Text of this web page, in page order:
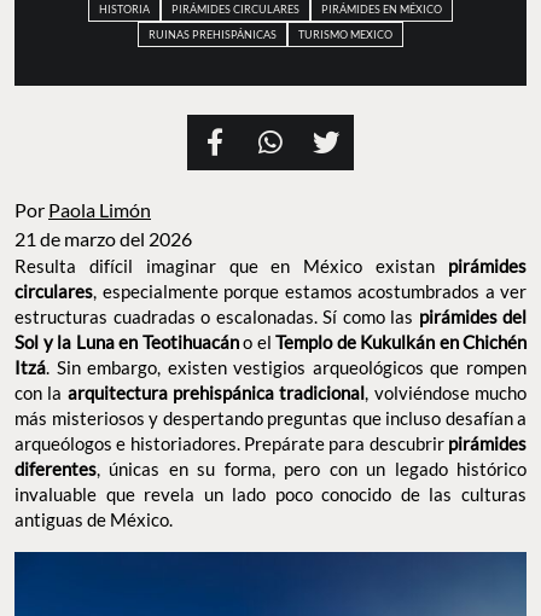
HISTORIA PIRÁMIDES CIRCULARES
PIRÁMIDES EN MÉXICO
RUINAS PREHISPÁNICAS
TURISMO MEXICO
Por Paola Limón
21 de marzo del 2026
Resulta difícil imaginar que en México existan pirámides
circulares, especialmente porque estamos acostumbrados a ver
estructuras cuadradas o escalonadas. Sí como las pirámides del
Sol y la Luna en Teotihuacáno el Templo de Kukulkán en Chichén
Itzá. Sin embargo, existen vestigios arqueológicos que rompen
con la arquitectura prehispánica tradicional, volviéndose mucho
más misteriosos y despertando preguntas que incluso desafían a
arqueólogos e historiadores. Prepárate para descubrir pirámides
diferentes, únicas en su forma, pero con un legado histórico
invaluable que revela un lado poco conocido de las culturas
antiguas de México.